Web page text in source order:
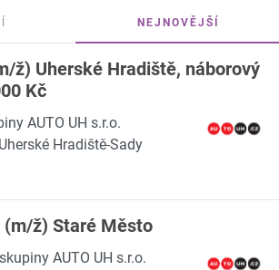
NEJNOVĚJŠÍ
ž) Uherské Hradiště, náborový
Kč
AUTO UH s.r.o.
Hradiště-Sady
ž) Staré Město
AUTO UH s.r.o.